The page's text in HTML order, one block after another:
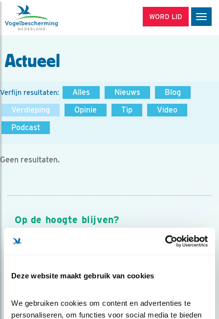
Deze website maakt gebruik van cookies
We gebruiken cookies om content en advertenties te
personaliseren, om functies voor social media te bieden
WORD LID
Actueel
Verfijn resultaten: Alles Nieuws
Blog
Verdieping
Opinie Tip
Video
Podcast
Geen resultaten.
Op de hoogte blijven?
Meld je aan en ontvang nieuws, inspiratie, acties en tips
over vogels en activiteiten van Vogelbescherming.